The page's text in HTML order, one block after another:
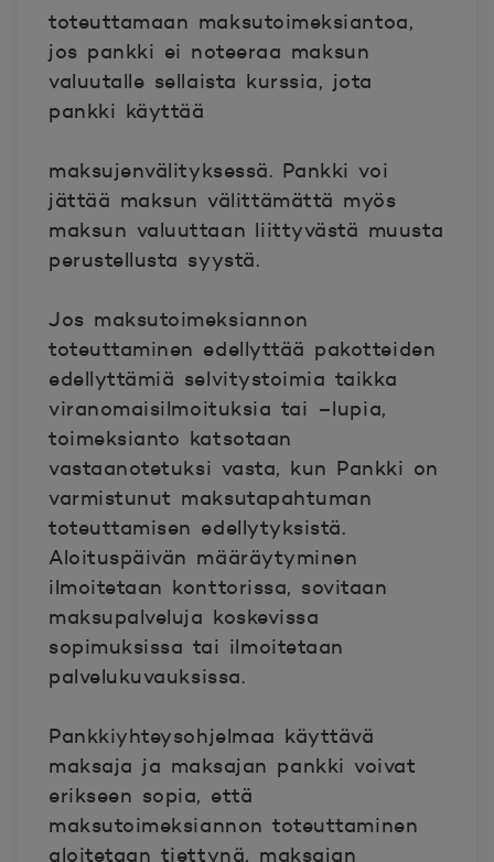
toteuttamaan maksutoimeksiantoa,
jos pankki ei noteeraa maksun
valuutalle sellaista kurssia, jota
pankki käyttää
maksujenvälityksessä. Pankki voi
jättää maksun välittämättä myös
maksun valuuttaan liittyvästä muusta
perustellusta syystä.
Jos maksutoimeksiannon
toteuttaminen edellyttää pakotteiden
edellyttämiä selvitystoimia taikka
viranomaisilmoituksia tai –lupia,
toimeksianto katsotaan
vastaanotetuksi vasta, kun Pankki on
varmistunut maksutapahtuman
toteuttamisen edellytyksistä.
Aloituspäivän määräytyminen
ilmoitetaan konttorissa, sovitaan
maksupalveluja koskevissa
sopimuksissa tai ilmoitetaan
palvelukuvauksissa.
Pankkiyhteysohjelmaa käyttävä
maksaja ja maksajan pankki voivat
erikseen sopia, että
maksutoimeksiannon toteuttaminen
aloitetaan tiettynä, maksajan